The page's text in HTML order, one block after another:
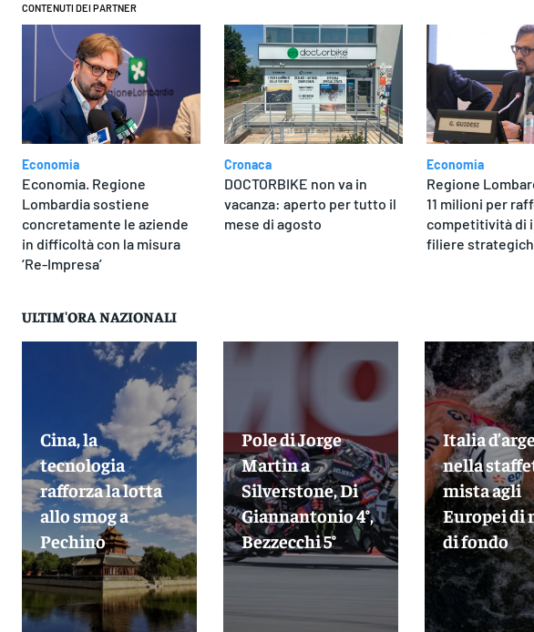
CONTENUTI DEI PARTNER
Economia
Economia. Regione
Lombardia sostiene
concretamente le aziende
in difficoltà con la misura
‘Re-Impresa’
Cronaca
DOCTORBIKE non va in
vacanza: aperto per tutto il
mese di agosto
Economia
Regione
11 milioni per
competitività di
filiere
ULTIM'ORA NAZIONALI
Cina, la
tecnologia
rafforza la lotta
allo smog a
Pechino
Pole di Jorge
Martin a
Silverstone, Di
Giannantonio 4°,
Bezzecchi 5°
Italia
nella
mista agli
Europei di
di fondo